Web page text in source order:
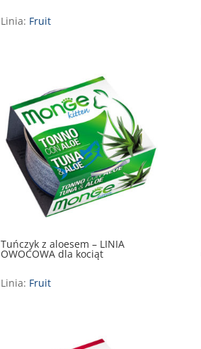
Linia: Fruit
Tuńczyk z aloesem – LINIA
OWOCOWA dla kociąt
Linia: Fruit